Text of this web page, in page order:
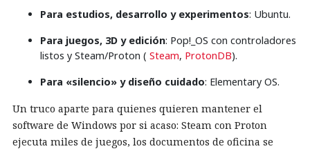
Para estudios, desarrollo y experimentos: Ubuntu.
Para juegos, 3D y edición: Pop!_OS con controladores
listos y Steam/Proton ( Steam, ProtonDB).
Para «silencio» y diseño cuidado: Elementary OS.
Un truco aparte para quienes quieren mantener el
software de Windows por si acaso: Steam con Proton
ejecuta miles de juegos, los documentos de oficina se